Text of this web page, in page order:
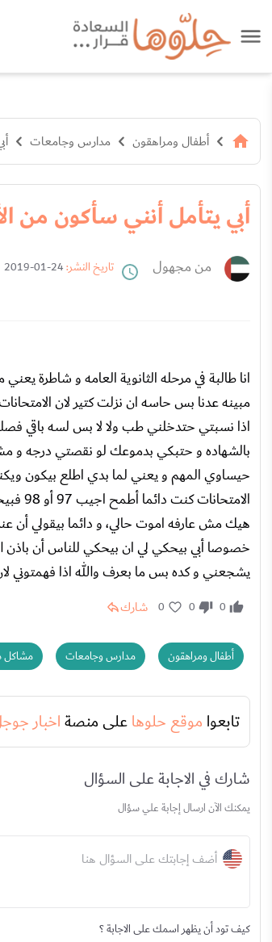
أطفال ومراهقون مدارس وجامعات
أبي يتأمل أنني سأكون من
من مجهول تاريخ النشر:
انا طالبة في مرحله الثانوية العامه و شاطرة
مبينه عدنا بس حاسه ان نزلت كتير لان
اذا نسبتي حتدخلني طب ولا لا بس لسه باقي
بالشهاده و حتبكي بدموعك لو نقصتي درجه و مش
حيساوي المهم و يعني لما بدي اطلع بيكون
خصوصا أبي بيحكي لي ان بيحكي للناس أن باذن
يشجعني و كده بس ما بعرف والله اذا فهمتوني
0
0
0 شارك
أطفال ومراهقون مدارس وجامعات مشاكل
تابعوا موقع حلوهاعلى منصةاخبار
شارك في الاجابة على السؤال
يمكنك الآن ارسال إجابة علي سؤال
أضف إجابتك على السؤال هنا
كيف تود أن يظهر اسمك على الاجابة ؟